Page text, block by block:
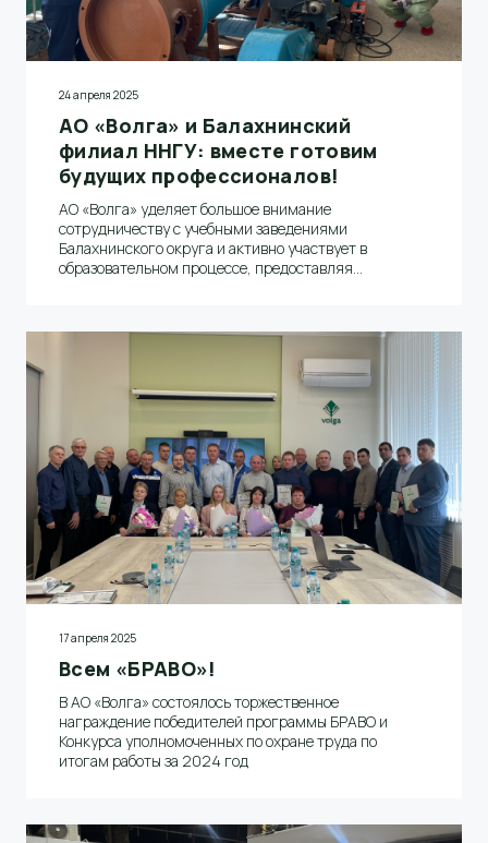
24 апреля 2025
АО «Волга» и Балахнинский
филиал ННГУ: вместе готовим
будущих профессионалов!
АО «Волга» уделяет большое внимание
сотрудничеству с учебными заведениями
Балахнинского округа и активно участвует в
образовательном процессе, предоставляя
17 апреля 2025
Всем «БРАВО»!
В АО «Волга» состоялось торжественное
награждение победителей программы БРАВО и
Конкурса уполномоченных по охране труда по
итогам работы за 2024 год